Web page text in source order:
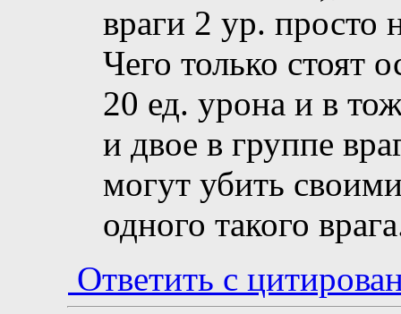
враги 2 ур. просто
Чего только стоят
20 ед. урона и в
и двое в группе
могут убить
одного такого
Ответить с